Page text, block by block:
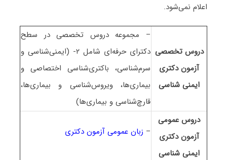
اعلام نمی‌شود.
دروس تخصصی
آزمون دکتری
ایمنی شناسی
– مجموعه دروس تخصصی در سطح
دکترای حرفه‌ای شامل ۲- (ایمنی‌شناسی و
سرم‌شناسی، باکتری‌شناسی اختصاصی و
بیماری‌ها، ویروس‌شناسی و بیماری‌ها،
قارچ‌شناسی و بیماری‌ها)
دروس عمومی
آزمون دکتری
ایمنی شناسی
– زبان عمومی آزمون دکتری